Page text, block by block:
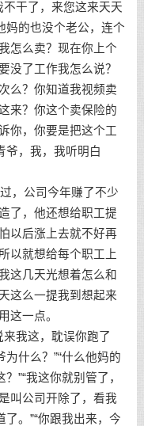
干了，来您这来天天
妈的也没个老公，连个
怎么卖？现在你上个
没了工作我怎么说？
么？你知道我视频卖
来？你这个卖保险的
你，你要是把这个工
爷，我，我听明白
公司今年赚了不少
了，他还想给职工提
以后涨上去就不好再
以就想给每个职工上
这几天光想着怎么和
这么一提我到想起来
这一点。
我这，耽误你跑了
为什么？”“什么他妈的
”“我这你就别管了，
叫公司开除了，看我
。”“你跟我出来，今